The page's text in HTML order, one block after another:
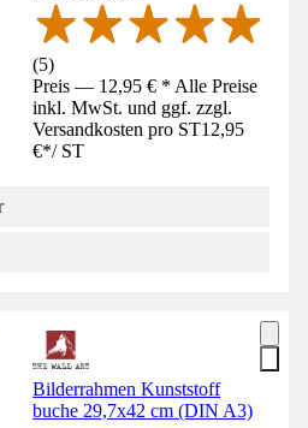
(5)
Preis — 12,95 € * Alle Preise
inkl. MwSt. und ggf. zzgl.
Versandkosten pro ST12,95
€*/ ST
Bilderrahmen Kunststoff
buche 29,7x42 cm (DIN A3)